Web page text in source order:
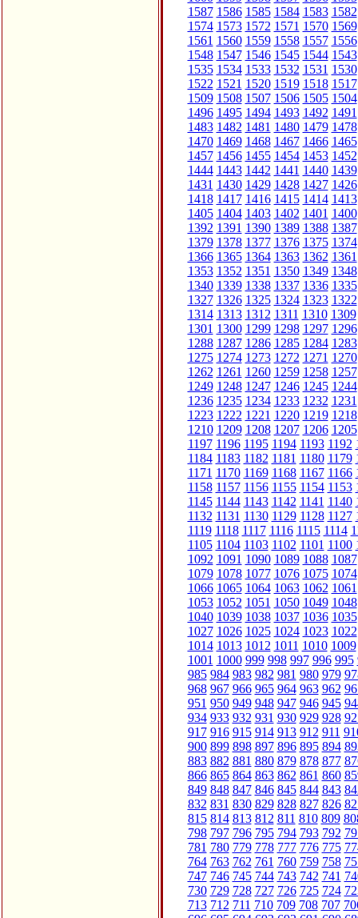
1587 1586 1585 1584 1583 1582
1574 1573 1572 1571 1570 1569
1561 1560 1559 1558 1557 1556
1548 1547 1546 1545 1544 1543
1535 1534 1533 1532 1531 1530
1522 1521 1520 1519 1518 1517
1509 1508 1507 1506 1505 1504
1496 1495 1494 1493 1492 1491
1483 1482 1481 1480 1479 1478
1470 1469 1468 1467 1466 1465
1457 1456 1455 1454 1453 1452
1444 1443 1442 1441 1440 1439
1431 1430 1429 1428 1427 1426
1418 1417 1416 1415 1414 1413
1405 1404 1403 1402 1401 1400
1392 1391 1390 1389 1388 1387
1379 1378 1377 1376 1375 1374
1366 1365 1364 1363 1362 1361
1353 1352 1351 1350 1349 1348
1340 1339 1338 1337 1336 1335
1327 1326 1325 1324 1323 1322
1314 1313 1312 1311 1310 1309
1301 1300 1299 1298 1297 1296
1288 1287 1286 1285 1284 1283
1275 1274 1273 1272 1271 1270
1262 1261 1260 1259 1258 1257
1249 1248 1247 1246 1245 1244
1236 1235 1234 1233 1232 1231
1223 1222 1221 1220 1219 1218
1210 1209 1208 1207 1206 1205
1197 1196 1195 1194 1193 1192
1184 1183 1182 1181 1180 1179
1171 1170 1169 1168 1167 1166
1158 1157 1156 1155 1154 1153
1145 1144 1143 1142 1141 1140
1132 1131 1130 1129 1128 1127
1119 1118 1117 1116 1115 1114
1105 1104 1103 1102 1101 1100
1092 1091 1090 1089 1088 1087
1079 1078 1077 1076 1075 1074
1066 1065 1064 1063 1062 1061
1053 1052 1051 1050 1049 1048
1040 1039 1038 1037 1036 1035
1027 1026 1025 1024 1023 1022
1014 1013 1012 1011 1010 1009
1001 1000 999 998 997 996 995
985 984 983 982 981 980 979
968 967 966 965 964 963 962
951 950 949 948 947 946 945
934 933 932 931 930 929 928
917 916 915 914 913 912 911
900 899 898 897 896 895 894
883 882 881 880 879 878 877
866 865 864 863 862 861 860
849 848 847 846 845 844 843
832 831 830 829 828 827 826
815 814 813 812 811 810 809
798 797 796 795 794 793 792
781 780 779 778 777 776 775
764 763 762 761 760 759 758
747 746 745 744 743 742 741
730 729 728 727 726 725 724
713 712 711 710 709 708 707